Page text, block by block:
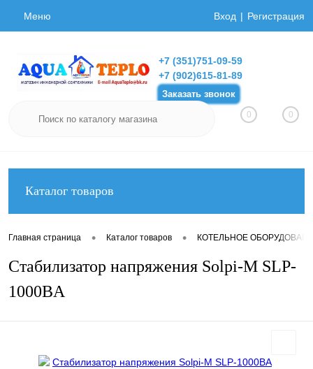
Меню Вход Регистрация
+7 (351)751-09-59
+7 (902)615-81-89
Заказать звонок
0 0
Каталог товаров
Главная страница • Каталог товаров • КОТЕЛЬНОЕ
Стабилизатор напряжения Solpi-M SLP-
1000BA